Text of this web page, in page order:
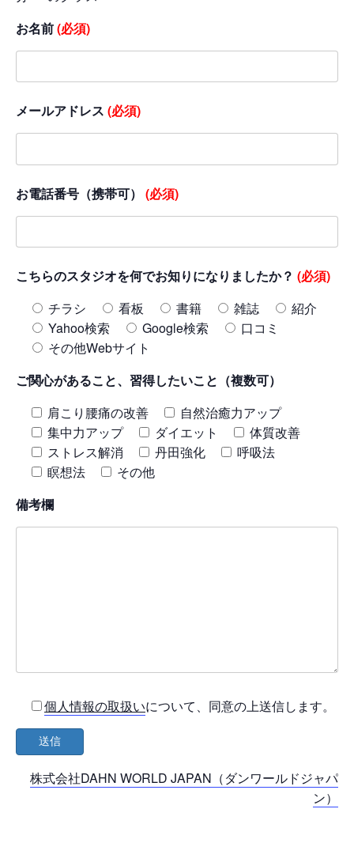
お名前(必須)
メールアドレス (必須)
お電話番号（携帯可） (必須)
こちらのスタジオを何でお知りになりましたか？ (必須)
チラシ
看板 書籍 雑誌
紹介
Yahoo検索
Google検索
口コミ
その他Webサイト
ご関心があること、習得したいこと（複数可）
肩こり腰痛の改善
自然治癒力アップ
集中力アップ
ダイエット
体質改善
ストレス解消
丹田強化
呼吸法
瞑想法
その他
備考欄
個人情報の取扱いについて、同意の上送信します。
株式会社DAHN WORLD JAPAN（ダンワールドジャパ
ン）